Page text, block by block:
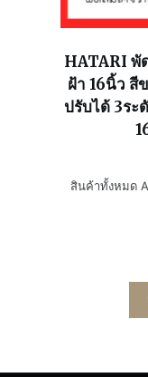
HATARI พั
ฝ้า 16นิ้ว สี
ปรับได้ 3ร
สินค้าทั้งหมด